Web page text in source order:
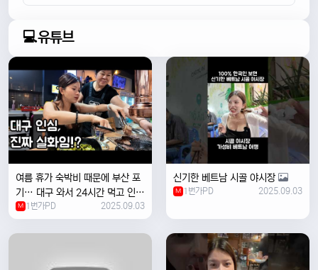
💻유튜브
여름 휴가 숙박비 때문에 부산 포
기… 대구 와서 24시간 먹고 인생
위로받았습니다
M 1번가PD 2025.09.03
신기한 베트남 시골 야시장
M 1번가PD 2025.09.03